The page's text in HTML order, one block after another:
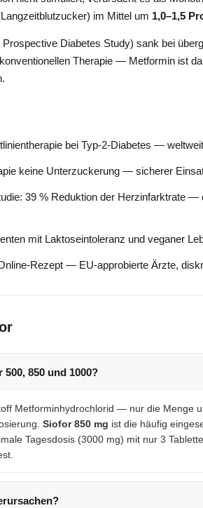
im Mittel um 1,0–1,5
Prospective Diabetes Study) sank bei
Therapie — Metformin ist
bei Typ-2-Diabetes —
keine Unterzuckerung — sicherer
39 % Reduktion der Herzinfarktrate —
mit Laktoseintoleranz und veganer
Rezept — EU-approbierte Ärzte,
850 und 1000?
Metforminhydrochlorid — nur die Menge
Siofor 850 mg ist die häufig
Tagesdosis (3000 mg) mit nur 3